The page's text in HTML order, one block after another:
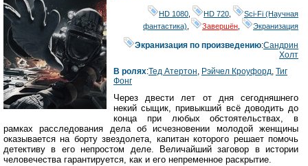
HD 1080 HD 720
Sci-Fi (Научная
фантастика)
Завершён Экранизация
Экранизация по произведению:Сандрин
Холт
В ролях:Тед Атертон, Рэйчел Кроуфорд, Тиг
Фонг
Через двести лет от дня сегодняшнего
некий сыщик, привыкший всё доводить до
конца при любых обстоятельствах, в
рамках расследования дела об исчезновении молодой женщины
оказывается на борту звездолета, капитан которого решает помочь
детективу в его непростом деле. Величайший заговор в истории
человечества гарантируется, как и его непременное раскрытие.